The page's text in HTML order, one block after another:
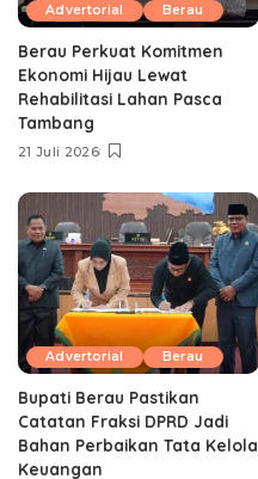
Advertorial Berau
Berau Perkuat Komitmen
Ekonomi Hijau Lewat
Rehabilitasi Lahan Pasca
Tambang
21 Juli 2026
Advertorial Berau
Bupati Berau Pastikan
Catatan Fraksi DPRD Jadi
Bahan Perbaikan Tata Kelola
Keuangan